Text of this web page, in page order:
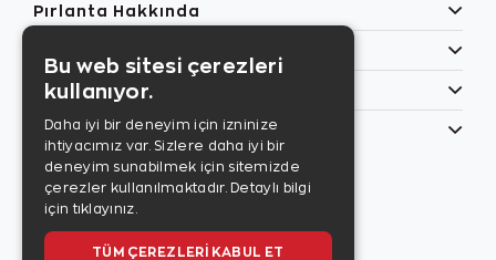
Pırlanta Hakkında
Özel Günler
Bilgilerim
Son sayıyı
Bu web sitesi çerezleri
kullanıyor.
Daha iyi bir deneyim için izninize
ihtiyacımız var. Sizlere daha iyi bir
deneyim sunabilmek için sitemizde
çerezler kullanılmaktadır. Detaylı bilgi
için tıklayınız.
TÜM ÇEREZLERI KABUL ET